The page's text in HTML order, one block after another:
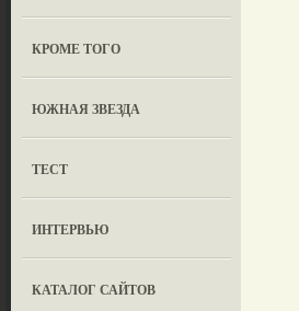
КРОМЕ ТОГО
ЮЖНАЯ ЗВЕЗДА
ТЕСТ
ИНТЕРВЬЮ
КАТАЛОГ САЙТОВ